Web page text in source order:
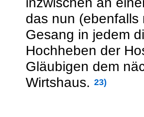
das nun (ebenfalls
Gesang in jedem
Hochheben der
Gläubigen dem
Wirtshaus. 23)